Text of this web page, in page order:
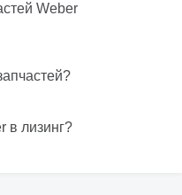
Weber
в лизинг?